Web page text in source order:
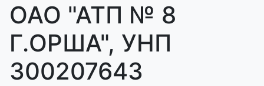
ОАО "АТП № 8
Г.ОРША", УНП
300207643